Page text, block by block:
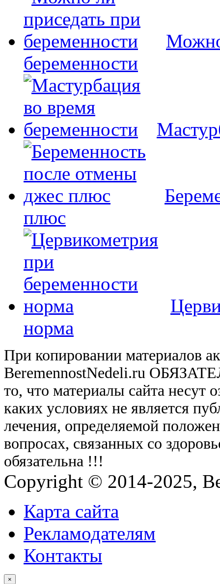
беременности
плюс
норма
При копировании материалов
BeremennostNedeli.ru
то, что материалы сайта несут
каких условиях не является
лечения, определяемой
вопросах, связанных со
обязательна !!!
Copyright © 2014-2025,
Карта сайта
Рекламодателям
Контакты
×